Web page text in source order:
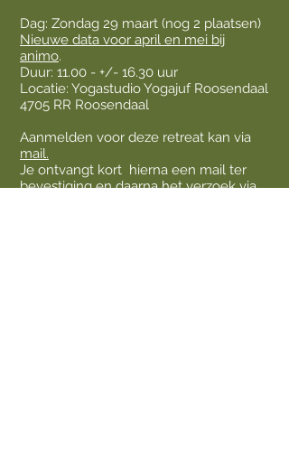
Dag: Zondag 29 maart (nog 2 plaatsen)
Nieuwe data voor april en mei bij
animo.
Duur: 11.00 - +/- 16.30 uur
Locatie: Yogastudio Yogajuf Roosendaal
4705 RR Roosendaal
Aanmelden voor deze retreat kan via
mail.
Je ontvangt kort hierna een mail ter
bevestiging en daarna het verzoek via